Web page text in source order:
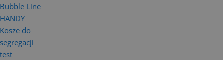
Bubble Line
HANDY
Kosze do
segregacji
test